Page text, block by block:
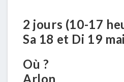
2 jours (10-17
Sa 18 et Di 19
Où ?
Arlon